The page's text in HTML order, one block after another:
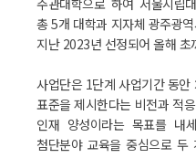
주관대학으로 하여 서울시립
총 5개 대학과 지자체 광주광
지난 2023년 선정되어 올해
사업단은 1단계 사업기간 동
표준을 제시한다는 비전과 적
인재 양성이라는 목표를 내
첨단분야 교육을 중심으로